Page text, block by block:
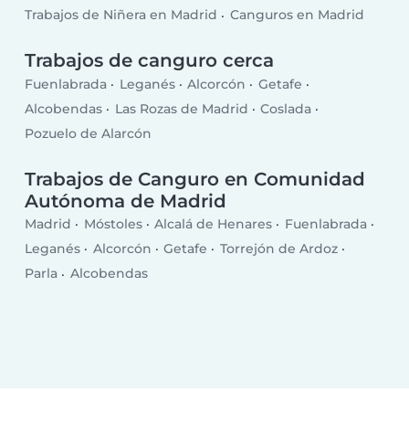
Trabajos de Niñera en Madrid
Canguros en Madrid
Trabajos de canguro cerca
Fuenlabrada Leganés Alcorcón
Getafe
Alcobendas
Las Rozas de Madrid
Coslada
Pozuelo de Alarcón
Trabajos de Canguro en Comunidad
Autónoma de Madrid
Madrid Móstoles Alcalá de Henares
Fuenlabrada
Leganés
Alcorcón Getafe
Torrejón de Ardoz
Parla
Alcobendas